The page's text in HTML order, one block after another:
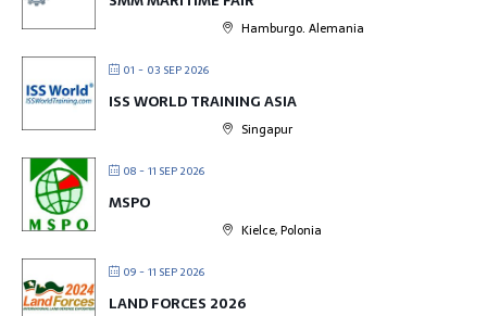
Hamburgo. Alemania
01 - 03 SEP 2026
ISS WORLD TRAINING ASIA
Singapur
08 - 11 SEP 2026
MSPO
Kielce, Polonia
09 - 11 SEP 2026
LAND FORCES 2026